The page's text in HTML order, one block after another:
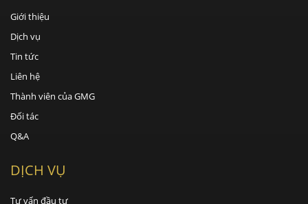
Giới thiệu
Dịch vụ
Tin tức
Liên hệ
Thành viên của GMG
Đối tác
Q&A
DỊCH VỤ
Tư vấn đầu tư